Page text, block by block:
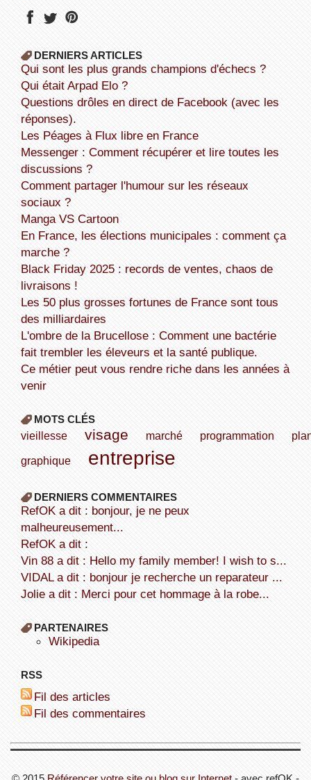
DERNIERS ARTICLES
Qui sont les plus grands champions d'échecs ?
Qui était Arpad Elo ?
Questions drôles en direct de Facebook (avec les
réponses).
Les Péages à Flux libre en France
Messenger : Comment récupérer et lire toutes les
discussions ?
Comment partager l'humour sur les réseaux
sociaux ?
Manga VS Cartoon
En France, les élections municipales : comment ça
marche ?
Black Friday 2025 : records de ventes, chaos de
livraisons !
Les 50 plus grosses fortunes de France sont tous
des milliardaires
L'ombre de la Brucellose : Comment une bactérie
fait trembler les éleveurs et la santé publique.
Ce métier peut vous rendre riche dans les années à
venir
MOTS CLÉS
vieillesse visage marché programmation
graphique
entreprise
DERNIERS COMMENTAIRES
refOK a dit : bonjour, je ne peux
malheureusement...
refOK a dit :
Vin 88 a dit : Hello my family member! I wish to s...
VIDAL a dit : bonjour je recherche un reparateur ...
Jolie a dit : Merci pour cet hommage à la robe...
PARTENAIRES
wikipedia
RSS
Fil des articles
Fil des commentaires